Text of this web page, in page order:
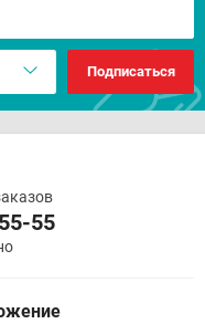
Подписаться
55